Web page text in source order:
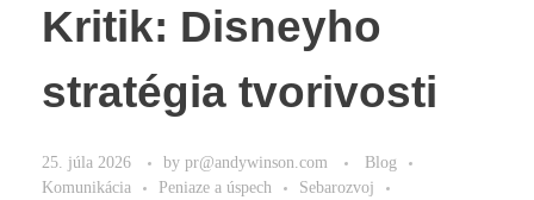
Kritik: Disneyho
stratégia tvorivosti
25. júla 2026 by pr@andywinson.com
Blog
Komunikácia
Peniaze a úspech
Sebarozvoj